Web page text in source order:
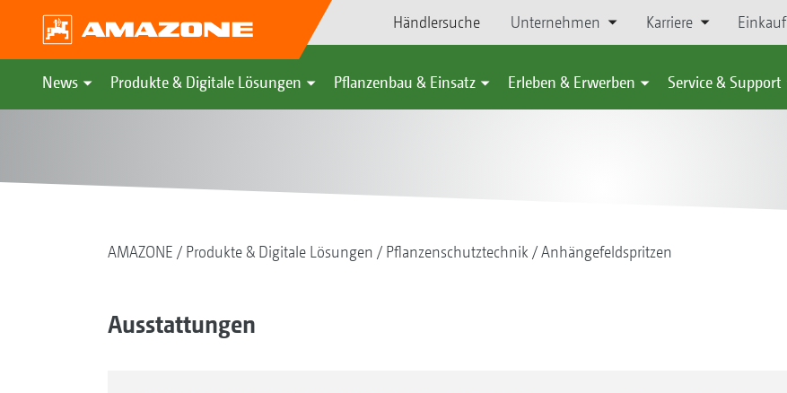
Händlersuche Unternehmen Karriere Einkauf
News Produkte & Digitale Lösungen Pflanzenbau & Einsatz Erleben & Erwerben Service & Support
AMAZONE Produkte & Digitale Lösungen Pflanzenschutztechnik Anhängefeldspritzen
Ausstattungen